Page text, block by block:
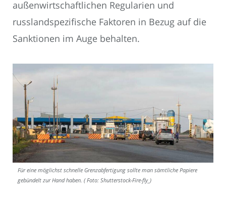
außenwirtschaftlichen Regularien und
russlandspezifische Faktoren in Bezug auf die
Sanktionen im Auge behalten.
Für eine möglichst schnelle Grenzabfertigung sollte man sämtliche Papiere
gebündelt zur Hand haben. ( Foto: Shutterstock-Fire-fly_)